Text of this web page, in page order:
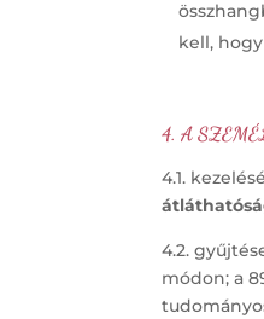
kell,
4.A
4.1.
4.2.
módon; a